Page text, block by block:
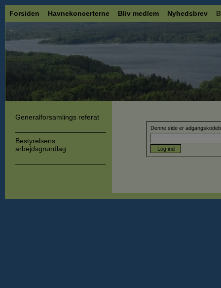
Forsiden Havnekoncerterne Bliv medlem Nyhedsbrev
Generalforsamlings referat
Bestyrelsens
arbejdsgrundlag
Denne side er
Log ind